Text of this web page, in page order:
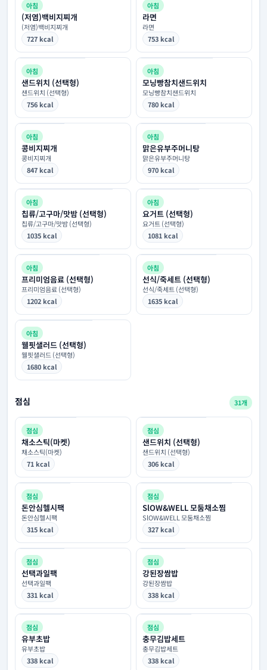
아침
(저염)백비지찌개
(저염)백비지찌개
727 kcal
아침
라면
라면
753 kcal
아침
샌드위치 (선택형)
샌드위치 (선택형)
756 kcal
아침
모닝빵참치샌드위치
모닝빵참치샌드위치
780 kcal
아침
콩비지찌개
콩비지찌개
847 kcal
아침
맑은유부주머니탕
맑은유부주머니탕
970 kcal
아침
칩류/고구마/맛밤 (선택형)
칩류/고구마/맛밤 (선택형)
1035 kcal
아침
요거트 (선택형)
요거트 (선택형)
1081 kcal
아침
프리미엄음료 (선택형)
프리미엄음료 (선택형)
1202 kcal
아침
선식/죽세트 (선택형)
선식/죽세트 (선택형)
1635 kcal
아침
웰핏샐러드 (선택형)
웰핏샐러드 (선택형)
1680 kcal
점심 31개
점심
채소스틱(마켓)
채소스틱(마켓)
71 kcal
점심
샌드위치 (선택형)
샌드위치 (선택형)
306 kcal
점심
돈안심헬시팩
돈안심헬시팩
315 kcal
점심
SlOW&WELL 모둠채소찜
SlOW&WELL 모둠채소찜
327 kcal
점심
선택과일팩
선택과일팩
331 kcal
점심
강된장쌈밥
강된장쌈밥
338 kcal
점심
유부초밥
유부초밥
338 kcal
점심
충무김밥세트
충무김밥세트
338 kcal